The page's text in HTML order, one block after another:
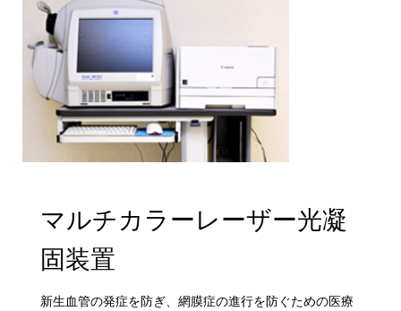
マルチカラーレーザー光凝
固装置
新生血管の発症を防ぎ、網膜症の進行を防ぐための医療